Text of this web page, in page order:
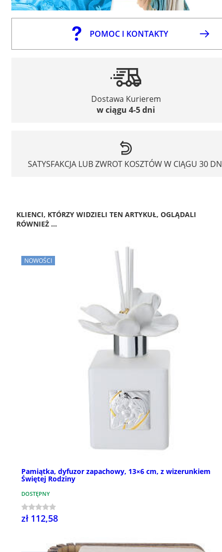
POMOC I KONTAKTY
Dostawa Kurierem
w ciągu 4-5 dni
SATYSFAKCJA LUB ZWROT KOSZTÓW W CIĄGU 30
KLIENCI, KTÓRZY WIDZIELI TEN ARTYKUŁ, OGLĄDALI
RÓWNIEŻ ...
NOWOŚCI
Pamiątka, dyfuzor zapachowy, 13×6 cm, z wizerunkiem
Świętej Rodziny
DOSTĘPNY
zł 112,58